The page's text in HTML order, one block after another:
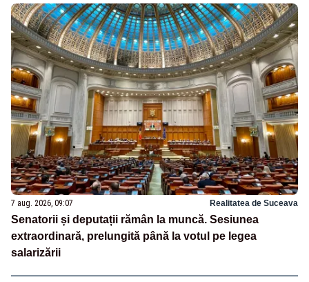
7 aug. 2026, 09:07 Realitatea de Suceava
Senatorii și deputații rămân la muncă. Sesiunea
extraordinară, prelungită până la votul pe legea
salarizării